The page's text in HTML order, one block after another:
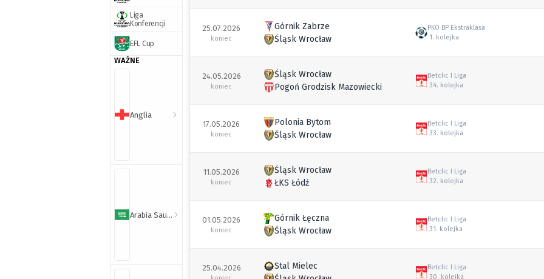
Liga
Konferencji
EFL Cup
WAŻNE
Anglia
Arabia Saudyjska
25.07.2026
koniec
Górnik Zabrze
Śląsk Wrocław
PKO BP Ekstraklasa
1. kolejka
24.05.2026
koniec
Śląsk Wrocław
Pogoń Grodzisk Mazowiecki
Betclic I Liga
34. kolejka
17.05.2026
koniec
Polonia Bytom
Śląsk Wrocław
Betclic I Liga
33. kolejka
11.05.2026
koniec
Śląsk Wrocław
ŁKS Łódź
Betclic I Liga
32. kolejka
01.05.2026
koniec
Górnik Łęczna
Śląsk Wrocław
Betclic I Liga
31. kolejka
25.04.2026
Stal Mielec
Betclic I Liga
30. kolejka